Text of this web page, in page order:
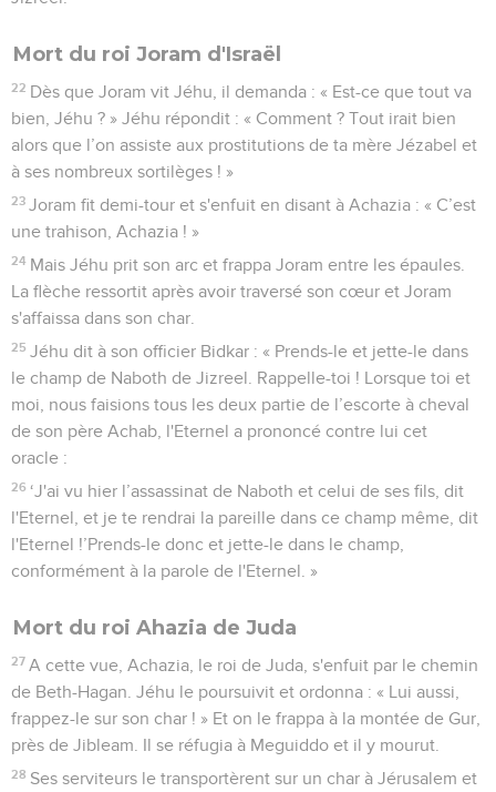
Mort du roi Joram d'Israël
22 Dès que Joram vit Jéhu, il demanda : « Est-ce que tout va
bien, Jéhu ? » Jéhu répondit : « Comment ? Tout irait bien
alors que l’on assiste aux prostitutions de ta mère Jézabel et
à ses nombreux sortilèges ! »
23 Joram fit demi-tour et s'enfuit en disant à Achazia : « C’est
une trahison, Achazia ! »
24 Mais Jéhu prit son arc et frappa Joram entre les épaules.
La flèche ressortit après avoir traversé son cœur et Joram
s'affaissa dans son char.
25 Jéhu dit à son officier Bidkar : « Prends-le et jette-le dans
le champ de Naboth de Jizreel. Rappelle-toi ! Lorsque toi et
moi, nous faisions tous les deux partie de l’escorte à cheval
de son père Achab, l'Eternel a prononcé contre lui cet
oracle :
26 ‘J'ai vu hier l’assassinat de Naboth et celui de ses fils, dit
l'Eternel, et je te rendrai la pareille dans ce champ même, dit
l'Eternel !’Prends-le donc et jette-le dans le champ,
conformément à la parole de l'Eternel. »
Mort du roi Ahazia de Juda
27 A cette vue, Achazia, le roi de Juda, s'enfuit par le chemin
de Beth-Hagan. Jéhu le poursuivit et ordonna : « Lui aussi,
frappez-le sur son char ! » Et on le frappa à la montée de Gur,
près de Jibleam. Il se réfugia à Meguiddo et il y mourut.
28 Ses serviteurs le transportèrent sur un char à Jérusalem et